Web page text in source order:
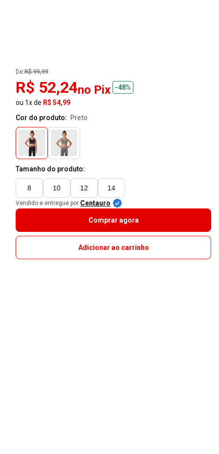
De:R$ 99,99
R$ 52,24no Pix
-48%
ou 1x de R$ 54,99
Cor do produto:
preto
Tamanho do produto:
8 10 12 14
Vendido e entregue por Centauro
Comprar agora
Adicionar ao carrinho